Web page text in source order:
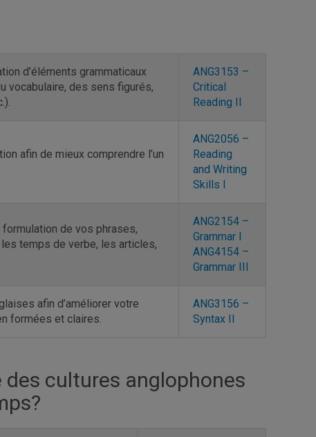
d’éléments grammaticaux
vocabulaire, des sens figurés,
ANG3153 –
Critical
Reading II
afin de mieux comprendre l’un
ANG2056 –
Reading
and Writing
Skills I
de vos phrases,
temps de verbe, les articles,
ANG2154 –
Grammar I
ANG4154 –
Grammar III
afin d’améliorer votre
formées et claires.
ANG3156 –
Syntax II
cultures anglophones